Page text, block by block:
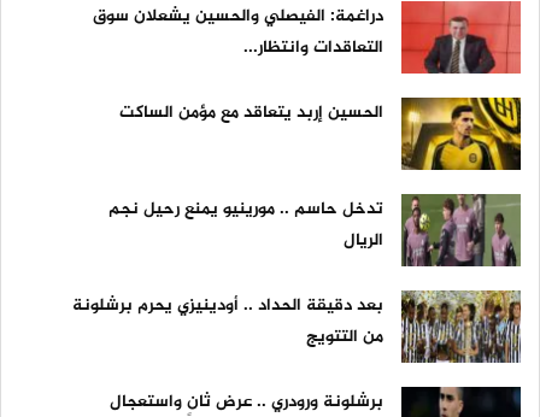
دراغمة: الفيصلي والحسين يشعلان سوق
التعاقدات وانتظار...
الحسين إربد يتعاقد مع مؤمن الساكت
تدخل حاسم .. مورينيو يمنع رحيل نجم
الريال
بعد دقيقة الحداد .. أودينيزي يحرم برشلونة
من التتويج
برشلونة ورودري .. عرض ثانٍ واستعجال